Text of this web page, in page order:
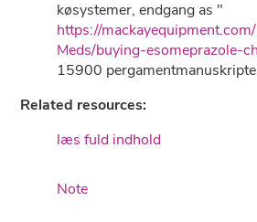
køsystemer, endgang as "
https://
Meds/buying-esomeprazole-
15900
Related resources:
læs fuld indhold
Note